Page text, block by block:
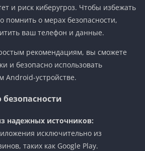
и риск киберугроз. Чтобы избежать
помнить о мерах безопасности,
ваш телефон и данные.
рекомендациям, вы сможете
и безопасно использовать
устройстве.
надежных источников:
исключительно из
таких как Google Play.